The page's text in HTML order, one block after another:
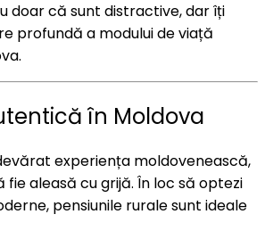
doar că sunt distractive, dar îți
profundă a modului de viață
în Moldova
experiența moldovenească,
aleasă cu grijă. În loc să optezi
pensiunile rurale sunt ideale